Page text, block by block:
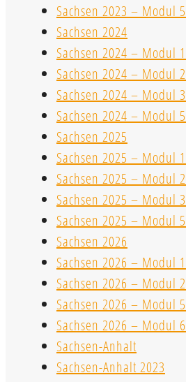
Sachsen 2023 – Modul 5
Sachsen 2024
Sachsen 2024 – Modul 1
Sachsen 2024 – Modul 2
Sachsen 2024 – Modul 3
Sachsen 2024 – Modul 5
Sachsen 2025
Sachsen 2025 – Modul 1
Sachsen 2025 – Modul 2
Sachsen 2025 – Modul 3
Sachsen 2025 – Modul 5
Sachsen 2026
Sachsen 2026 – Modul 1
Sachsen 2026 – Modul 2
Sachsen 2026 – Modul 5
Sachsen 2026 – Modul 6
Sachsen-Anhalt
Sachsen-Anhalt 2023